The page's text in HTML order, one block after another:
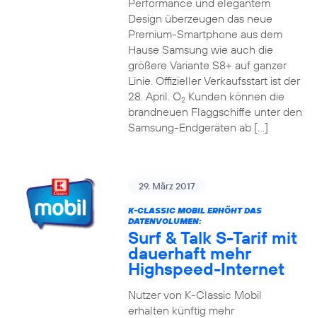
Performance und elegantem
Design überzeugen das neue
Premium-Smartphone aus dem
Hause Samsung wie auch die
größere Variante S8+ auf ganzer
Linie. Offizieller Verkaufsstart ist der
28. April. O2Kunden können die
brandneuen Flaggschiffe unter den
Samsung-Endgeräten ab […]
29. März 2017
K-CLASSIC MOBIL ERHÖHT DAS
DATENVOLUMEN:
Surf & Talk S-Tarif mit
dauerhaft mehr
Highspeed-Internet
Nutzer von K-Classic Mobil
erhalten künftig mehr